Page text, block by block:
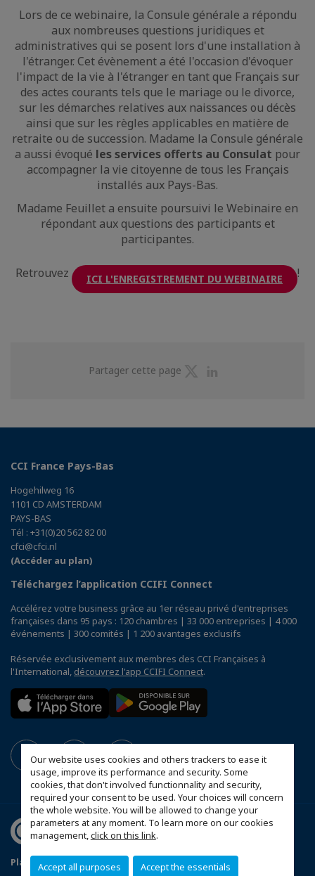
Our website uses cookies and others trackers to ease it
usage, improve its performance and security. Some
cookies, that don't involved functionnality and security,
required your consent to be used. Your choices will concern
the whole website. You will be allowed to change your
parameters at any moment. To learn more on our cookies
management,click on this link.
Accept all purposes Accept the essentials
Lors de ce webinaire, la Consule générale a répondu
aux nombreuses questions juridiques et
administratives qui se posent lors d'une installation à
l'étranger. Cet évènement a été l'occasion d'évoquer
l'impact de la vie à l'étranger en tant que Français sur
des actes courants tels que le mariage ou le divorce,
sur les démarches relatives aux naissances ou décès
ainsi que sur les règles applicables en matière de
retraite ou de succession. Madame la Consule générale
a aussi évoqué les services offerts au Consulat pour
accompagner la vie citoyenne de tous les Français
installés aux Pays-Bas.
Madame Feuillet a ensuite poursuivi le Webinaire en
répondant aux questions des participants et
participantes.
Retrouvez ICI L'ENREGISTREMENT DU WEBINAIRE !
Partager cette page
Partager
CCI France Pays-Bas
Hogehilweg 16
1101 CD AMSTERDAM
PAYS-BAS
Tél : +31(0)20 562 82 00
cfci@cfci.nl
(Accéder au plan)
Téléchargez l’application CCIFI Connect
Accélérez votre business grâce au 1er réseau privé d'entreprises
françaises dans 95 pays : 120 chambres | 33 000 entreprises | 4 000
événements | 300 comités | 1 200 avantages exclusifs
Réservée exclusivement aux membres des CCI Françaises à
l'International, découvrez l'app CCIFI Connect.
Plan du site Mentions légales Politique de sponsoring